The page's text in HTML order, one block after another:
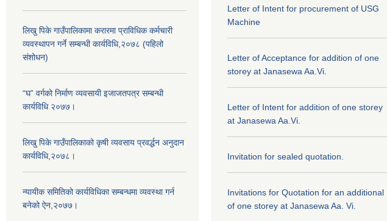
लिखु पिके गाउँपालिकामा करारमा प्राविधिक कर्मचारी
व्यवस्थापन गर्ने सम्बन्धी कार्यविधि,२०७८ (पहिलो
संशोधन)
“घ” वर्गको निर्माण व्यवसायी इजाजतपत्र सम्बन्धी
कार्यविधि २०७७।
लिखु पिके गाउँपालिकाको कृषी व्यवसाय प्रवर्द्धन अनुदान
कार्यविधि,२०७८।
न्यायीक समितिको कार्यविधिका सम्बन्धमा व्यवस्था गर्न
बनेको ऐन,२०७७।
Letter of Intent for procurement of USG
Machine
Letter of Acceptance for addition of one
storey at Janasewa Aa.Vi.
Letter of Intent for addition of one storey
at Janasewa Aa.Vi.
Invitation for sealed quotation.
Invitations for Quotation for an additional
of one storey at Janasewa Aa. Vi.